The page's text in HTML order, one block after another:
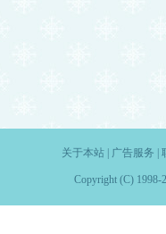
关于本站| 广告服务
Copyright (C) 1998-